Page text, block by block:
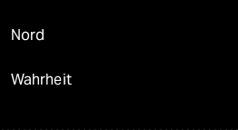
Nord
Wahrheit